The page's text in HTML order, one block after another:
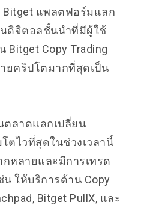
Bitget แพลตฟอร์มแลก
นดิจิตอลชั้นนำที่มีผู้ใช้
Bitget Copy Trading
ยคริปโตมากที่สุดเป็น
ตลาดแลกเปลี่ยน
ตไวที่สุดในช่วงเวลานี้
กหลายและมีการเทรด
ให้บริการด้าน Copy
Bitget PullX, และ